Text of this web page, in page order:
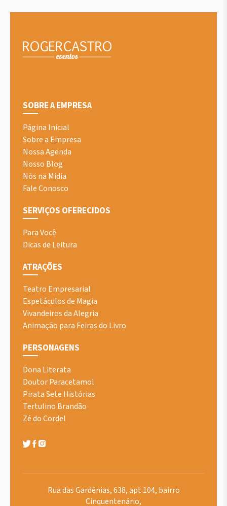
SOBRE A EMPRESA
Página Inicial
Sobre a Empresa
Nossa Agenda
Nosso Blog
Nós na Mídia
Fale Conosco
SERVIÇOS OFERECIDOS
Para Você
Dicas de Leitura
ATRAÇÕES
Teatro Empresarial
Espetáculos de Magia
Vivandeiros da Alegria
Animação para Feiras do Livro
PERSONAGENS
Dona Literata
Doutor Paracetamol
Pirata Sete Histórias
Tertulino Brandão
Zé do Cordel
Rua das Gardênias, 638, apt 104, bairro
Cinquentenário,